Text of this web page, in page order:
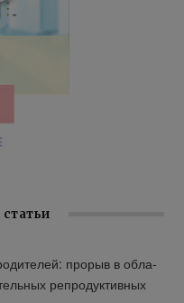
про­рыв в об­ла­
ре­про­дук­тив­ных